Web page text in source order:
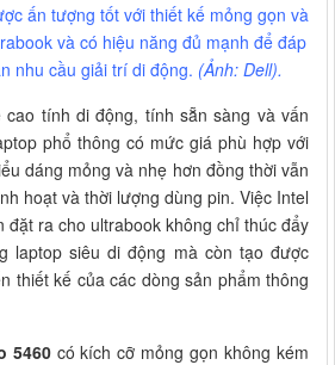
ấn tượng tốt với thiết kế mỏng gọn và
và có hiệu năng đủ mạnh để đáp
nhu cầu giải trí di động. (Ảnh: Dell).
cao tính di động, tính sẵn sàng và vấn
phổ thông có mức giá phù hợp với
dáng mỏng và nhẹ hơn đồng thời vẫn
hoạt và thời lượng dùng pin. Việc Intel
đặt ra cho ultrabook không chỉ thúc đẩy
laptop siêu di động mà còn tạo được
thiết kế của các dòng sản phẩm thông
5460có kích cỡ mỏng gọn không kém